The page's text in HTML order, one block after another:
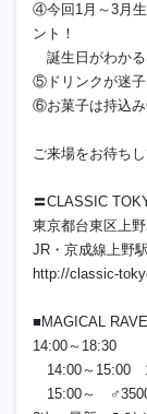
④今回1月～3月
ント！
誕生日がわかる
⑤ドリンクが迷子
⑥お菓子は持込み
ご来場をお待ちし
〓CLASSIC
東京都台東区上
JR・京成線上野
http://classic-
■MAGICAL
14:00～18:30
14:00～15:00
15:00～